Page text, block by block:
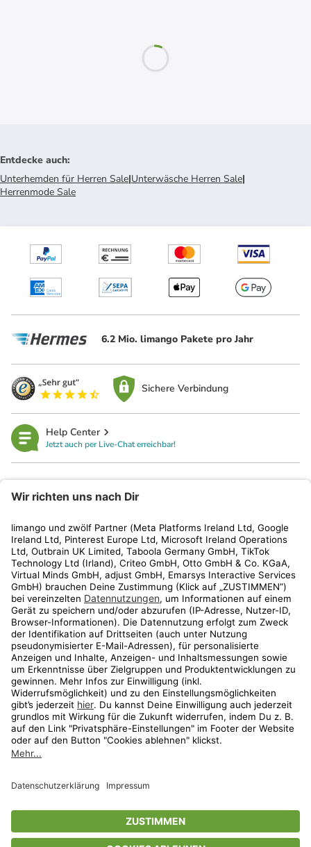
Entdecke auch:
Unterhemden für Herren Sale|Unterwäsche Herren Sale|
Herrenmode Sale
6.2 Mio. limango Pakete pro Jahr
Sichere Verbindung
Help Center
Jetzt auch per Live-Chat erreichbar!
Kundenservice
Shop
Aktionen
Travel
* Streichpreise entsprechen der unverbindlichen Preisempfehlung des